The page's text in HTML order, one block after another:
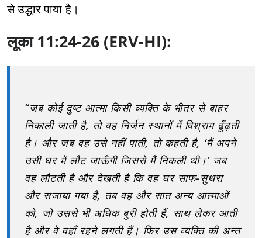
से उद्धार पाया है।
लूका 11:24-26 (ERV-HI):
“जब कोई दुष्ट आत्मा किसी व्यक्ति के भीतर से बाहर
निकाली जाती है, तो वह निर्जन स्थानों में विश्राम ढूँढ़ती
है। और जब वह उसे नहीं पाती, तो कहती है, ‘मैं अपने
उसी घर में लौट जाऊँगी जिससे मैं निकली थी।’ जब
वह लौटती है और देखती है कि वह घर साफ-सुथरा
और सजाया गया है, तब वह और सात अन्य आत्माओं
को, जो उससे भी अधिक बुरी होती हैं, साथ लेकर आती
है और वे वहाँ रहने लगती हैं। फिर उस व्यक्ति की अन्त